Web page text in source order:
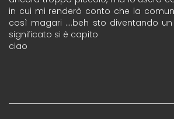
in cui mi renderò conto che la
così magari ….beh sto diventando un
significato si è capito
ciao